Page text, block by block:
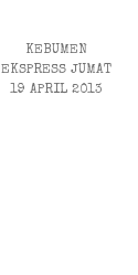
KEBUMEN
EKSPRESS JUMAT
19 APRIL 2013